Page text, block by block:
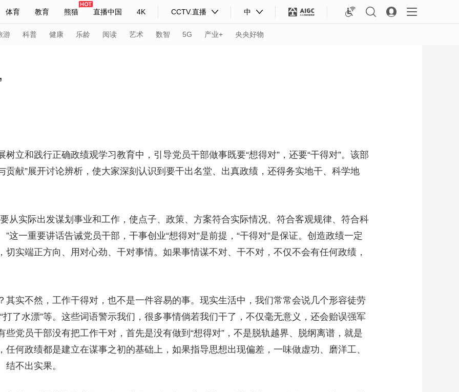
体育 教育 熊猫 直播中国 4K CCTV.直播 中
妙语 热解读 天天学习
持人 下载央视影音
游 科普 健康 乐龄 阅读 艺术 数智 5G 产业+ 央央好物
道 VR/AR 4K专区 全景新闻
入列 人生第一次 人生第二次
体育江湖 文化体育 冰雪道路 足球道路
热播榜 总台企业白名单
和践行正确政绩观学习教育中，引导党员干部做事既要“想得对”，还要“干得对”。该部
贡献”展开讨论辨析，使大家深刻认识到要干出名堂、出真政绩，还得务实地干、科学地
实际出发谋划事业和工作，使点子、政策、方案符合实际情况、符合客观规律、符合科
这一重要讲话告诫党员干部，干事创业“想得对”是前提，“干得对”是保证。创造政绩一定
实端正方向、用对心劲、干对事情。如果事情谋不对、干不对，不仅不会有任何政绩，
不然，工作干得对，也不是一件容易的事。现实生活中，我们常常会说几个形容徒劳
打了水漂”等。这些词语警示我们，很多事情倘若我们干了，不仅毫无意义，还会贻误强军
党员干部没有把工作干对，首先是没有做到“想得对”，不是脱轨越界、脱纲离谱，就是
何政绩都是建立在谋事之初的基础上，如果指导思想出现偏差，一味做虚功、磨洋工、
不出实果。